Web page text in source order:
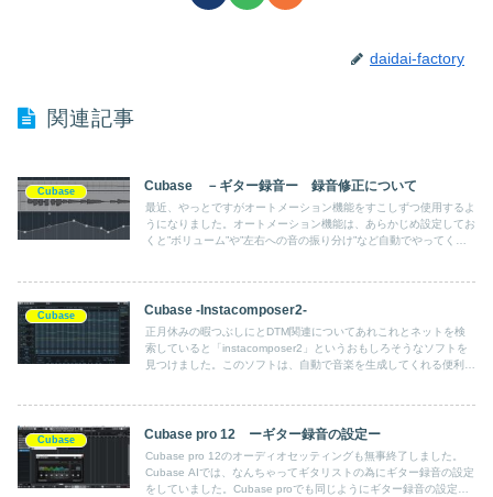
daidai-factory
関連記事
Cubase Cubase －ギター録音ー 録音修正について
最近、やっとですがオートメーション機能をすこしずつ使用するよ
うになりました。オートメーション機能は、あらかじめ設定してお
くと”ボリューム”や”左右への音の振り分け”など自動でやってくれ
Cubase Cubase -Instacomposer2-
正月休みの暇つぶしにとDTM関連についてあれこれとネットを検
索していると「instacomposer2」というおもしろそうなソフトを
見つけました。このソフトは、自動で音楽を生成してくれる便利な
Cubase Cubase pro 12 ーギター録音の設定ー
Cubase pro 12のオーディオセッティングも無事終了しました。
Cubase AIでは、なんちゃってギタリストの為にギター録音の設定
をしていました。Cubase proでも同じようにギター録音の設定を